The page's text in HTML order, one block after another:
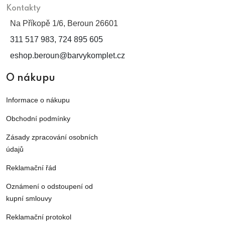
Kontakty
Na Příkopě 1/6, Beroun 26601
311 517 983, 724 895 605
eshop.beroun@barvykomplet.cz
O nákupu
Informace o nákupu
Obchodní podmínky
Zásady zpracování osobních
údajů
Reklamační řád
Oznámení o odstoupení od
kupní smlouvy
Reklamační protokol